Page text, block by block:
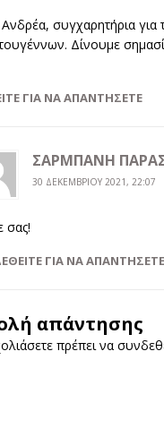
συγχαρητήρια για
Δίνουμε
ΓΙΑ ΝΑ ΑΠΑΝΤΉΣΕΤΕ
ΣΑΡΜΠΑΝΗ
30 ΔΕΚΕΜΒΡΊΟΥ 2021, 22:07
σας!
ΓΙΑ ΝΑ ΑΠΑΝΤΉΣΕΤΕ
απάντησης
πρέπει να